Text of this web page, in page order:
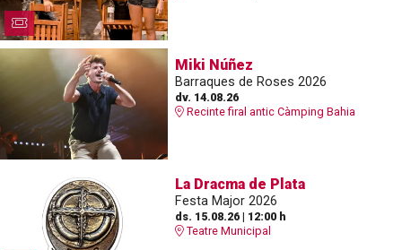
Miki Núñez
Barraques de Roses 2026
dv. 14.08.26
Recinte firal antic Càmping Bahia
La Dracma de Plata
Festa Major 2026
ds. 15.08.26| 12:00 h
Teatre Municipal